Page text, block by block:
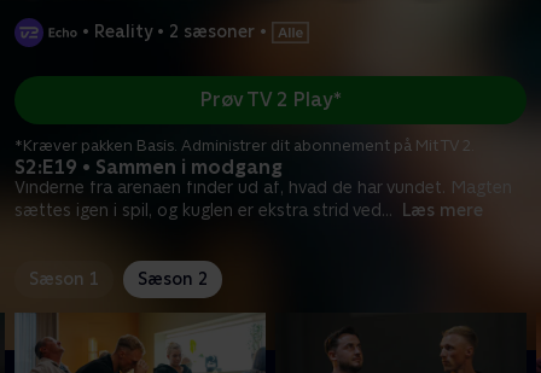
• Reality • 2 sæsoner •
S2:E19 • Sammen i modgang
Vinderne fra arenaen finder ud af, hvad de har vundet. Magten
sættes igen i spil, og kuglen er ekstra strid ved... Læs mere
Prøv TV 2 Play*
*Kræver pakken Basis. Administrer dit abonnement på Mit TV 2.
Sæson 1 Sæson 2